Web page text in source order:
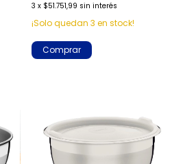
3 x $51.751,99 sin interés
¡Solo quedan 3 en stock!
Comprar